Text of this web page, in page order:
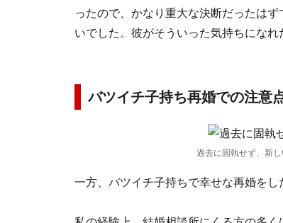
ったので、かなり重大な決断だったは
いでした。彼がそういった気持ちになれ
バツイチ子持ち再婚での注意
過去に固執せず、新
一方、バツイチ子持ちで幸せな再婚をし